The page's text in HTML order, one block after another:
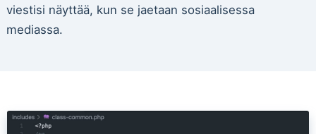
viestisi näyttää, kun se jaetaan sosiaalisessa
mediassa.